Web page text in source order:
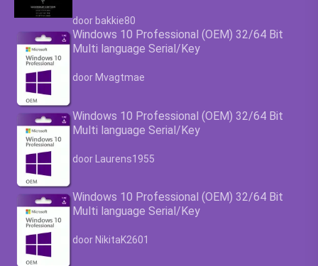
Waardering4.63
door bakkie80
Windows 10 Professional (OEM) 32/64 Bit
Multi language Serial/Key
Waardering4.63
door Mvagtmae
Windows 10 Professional (OEM) 32/64 Bit
Multi language Serial/Key
Waardering4.63uit 5
door Laurens1955
Windows 10 Professional (OEM) 32/64 Bit
Multi language Serial/Key
Waardering4.63
door NikitaK2601